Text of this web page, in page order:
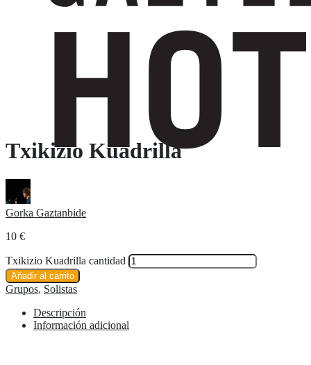
Txikizio Kuadrilla
Gorka Gaztanbide
10 €
Txikizio Kuadrilla cantidad
Añadir al carrito
Grupos, Solistas
Descripción
Información adicional